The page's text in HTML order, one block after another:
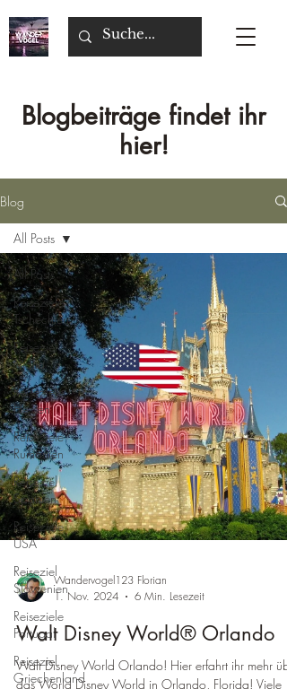
Blogbeiträge findet ihr
hier!
Blog
All Posts
Reiseziele
Tschechien
Reiseziel
Malta
Reiseziele
Hessen
Reiseziele
Rumänien
Reiseziel
Spanien
Reiseziele
USA
Reiseziel
Slowenien
Reiseziele
Portugal
Reiseziel
Griechenland
All Posts
Wandervogel123 Florian
1. Nov. 2024
6 Min. Lesezeit
Walt Disney World® Orlando
Walt Disney World Orlando! Hier erfahrt ihr mehr über
das World Disney World in Orlando, Florida! Viele